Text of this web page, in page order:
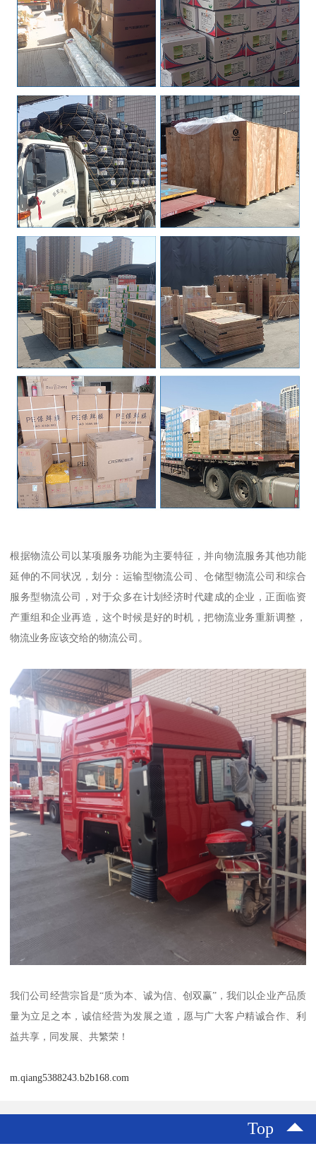
根据物流公司以某项服务功能为主要特征，并向物流服务其他功能
延伸的不同状况，划分：运输型物流公司、仓储型物流公司和综合
服务型物流公司，对于众多在计划经济时代建成的企业，正面临资
产重组和企业再造，这个时候是好的时机，把物流业务重新调整，
物流业务应该交给的物流公司。
我们公司经营宗旨是“质为本、诚为信、创双赢”，我们以企业产品质
量为立足之本，诚信经营为发展之道，愿与广大客户精诚合作、利
益共享，同发展、共繁荣！
m.qiang5388243.b2b168.com
Top